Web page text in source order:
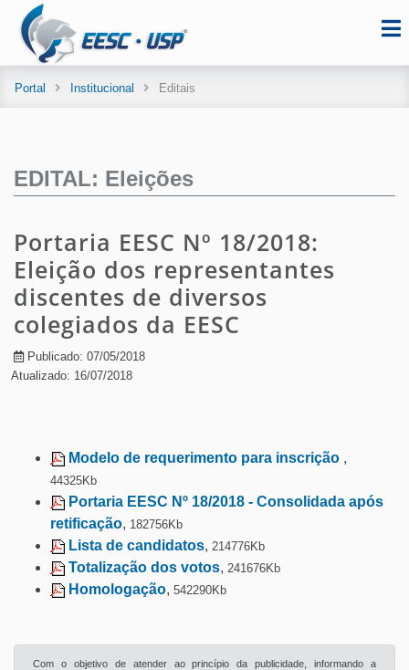
Portal Institucional Editais
EDITAL: Eleições
Portaria EESC Nº 18/2018:
Eleição dos representantes
discentes de diversos
colegiados da EESC
Publicado: 07/05/2018
Atualizado: 16/07/2018
Modelo de requerimento para inscrição ,
44325Kb
Portaria EESC Nº 18/2018 - Consolidada após
retificação, 182756Kb
Lista de candidatos, 214776Kb
Totalização dos votos, 241676Kb
Homologação, 542290Kb
Com o objetivo de atender ao princípio da publicidade, informando a